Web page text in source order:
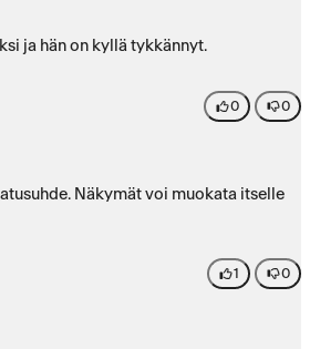
ja hän on kyllä tykkännyt.
0 0
Näkymät voi muokata itselle
1 0